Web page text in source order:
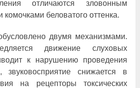
отличаются зловонным
беловатого оттенка.
двумя механизмами.
движение слуховых
к нарушению проведения
звуковосприятие снижается в
на рецепторы токсических